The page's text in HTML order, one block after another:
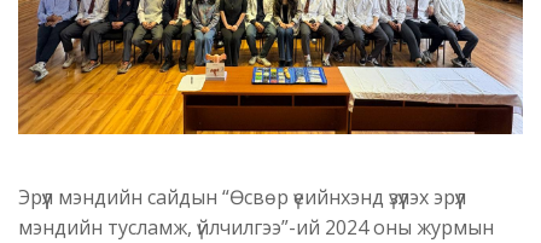
Эрүүл мэндийн сайдын “Өсвөр үеийнхэнд үзүүлэх эрүүл
мэндийн тусламж, үйлчилгээ”-ий 2024 оны журмын